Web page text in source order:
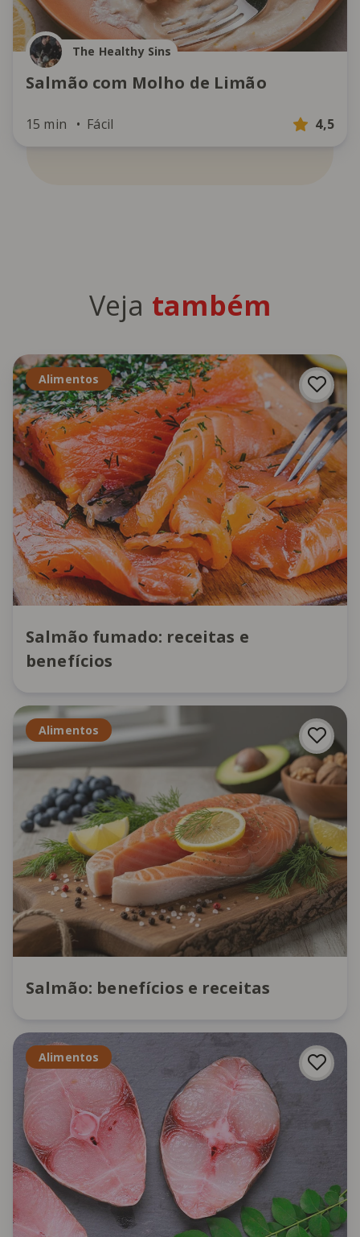
The Healthy Sins
Salmão com Molho de Limão
15 min Fácil 4,5
Veja também
Alimentos
Salmão fumado: receitas e
benefícios
Alimentos
Salmão: benefícios e receitas
Alimentos